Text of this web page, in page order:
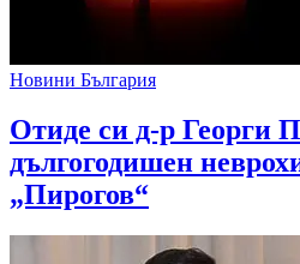
Новини България
Отиде си д-р Георги
дългогодишен
„Пирогов“